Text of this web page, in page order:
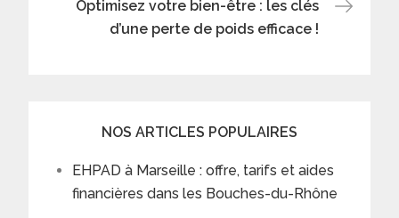
Optimisez votre bien-être : les clés
d’une perte de poids efficace !
NOS ARTICLES POPULAIRES
EHPAD à Marseille : offre, tarifs et aides
financières dans les Bouches-du-Rhône